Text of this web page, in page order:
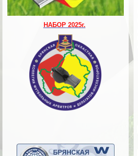
НАБОР 2025г.